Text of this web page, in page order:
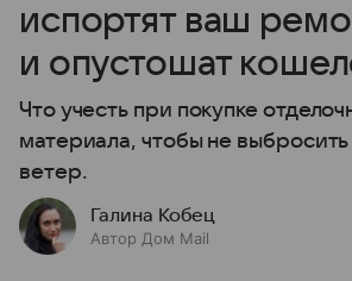
испортят ваш
и опустошат
Что учесть при покупке
материала, чтобы не выбросить
ветер.
Галина Кобец
Автор Дом Mail